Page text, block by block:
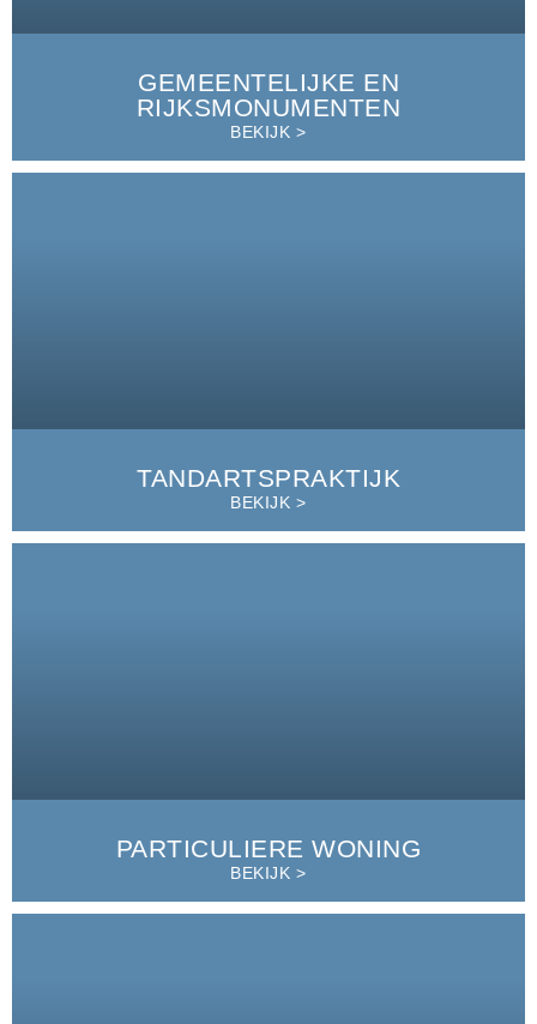
GEMEENTELIJKE EN
RIJKSMONUMENTEN
BEKIJK >
TANDARTSPRAKTIJK
BEKIJK >
PARTICULIERE WONING
BEKIJK >